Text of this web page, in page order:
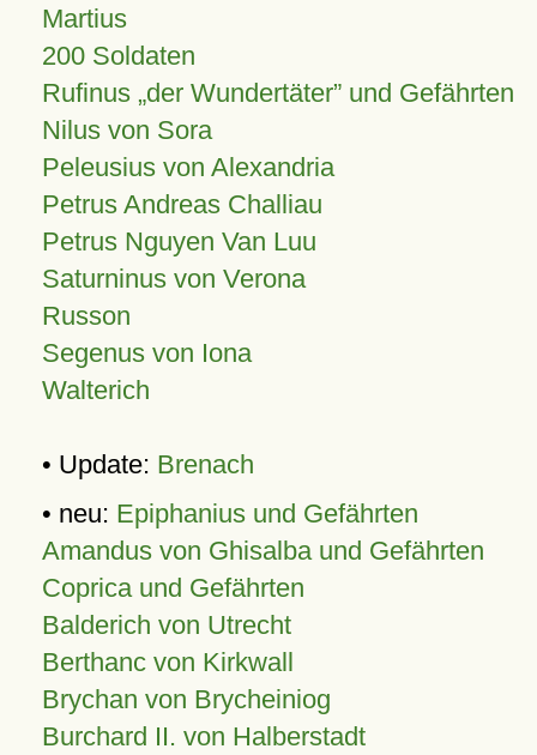
Martius
200 Soldaten
Rufinus „der Wundertäter” und Gefährten
Nilus von Sora
Peleusius von Alexandria
Petrus Andreas Challiau
Petrus Nguyen Van Luu
Saturninus von Verona
Russon
Segenus von Iona
Walterich
• Update: Brenach
• neu: Epiphanius und Gefährten
Amandus von Ghisalba und Gefährten
Coprica und Gefährten
Balderich von Utrecht
Berthanc von Kirkwall
Brychan von Brycheiniog
Burchard II. von Halberstadt